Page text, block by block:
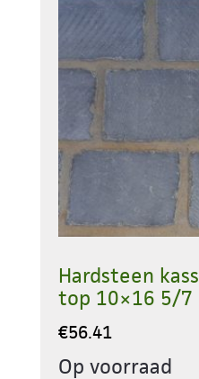
Hardsteen
top 10×16 5/
€56.41
Op voorraad